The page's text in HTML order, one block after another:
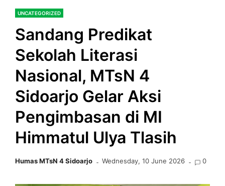
UNCATEGORIZED
Sandang Predikat
Sekolah Literasi
Nasional, MTsN 4
Sidoarjo Gelar Aksi
Pengimbasan di MI
Himmatul Ulya Tlasih
Humas MTsN 4 Sidoarjo Wednesday, 10 June 2026 0